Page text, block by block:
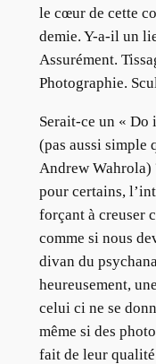
le cœur de cette
demie. Y-a-il un
Assurément.
Photographie.
Serait-ce un «
(pas aussi simple
Andrew Wahrola)
pour certains,
forçant à creuser
comme si nous
divan du
heureusement,
celui ci ne se
même si des
fait de leur